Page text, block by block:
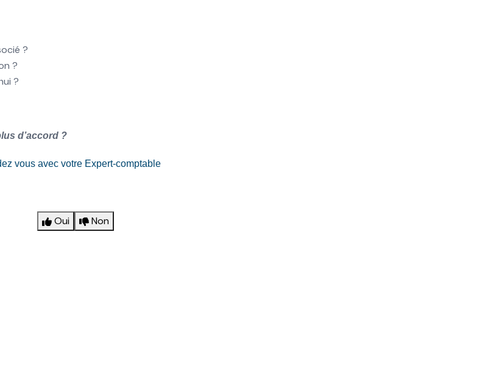
?
?
?
d’accord ?
vous avec votre Expert-comptable
Oui Non